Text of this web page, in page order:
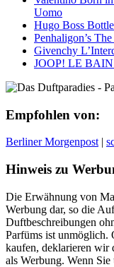
Uomo
Hugo Boss
Penhaligon’s
Givenchy
JOOP! LE BAIN
Empfohlen von:
Berliner Morgenpost |
Hinweis zu
Die Erwähnung von
Werbung dar, so die
Duftbeschreibungen
Parfüms ist
kaufen, deklarieren wir
als Werbung. Wenn